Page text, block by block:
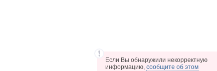
Если Вы обнаружили некорректную
информацию, сообщите об этом